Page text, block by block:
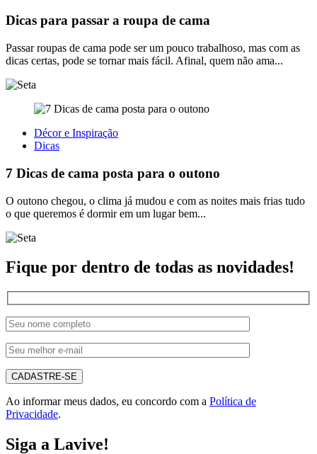
Dicas para passar a roupa de cama
Passar roupas de cama pode ser um pouco trabalhoso, mas com as
dicas certas, pode se tornar mais fácil. Afinal, quem não ama...
Décor e Inspiração
Dicas
7 Dicas de cama posta para o outono
O outono chegou, o clima já mudou e com as noites mais frias tudo
o que queremos é dormir em um lugar bem...
Fique por dentro de todas as novidades!
CADASTRE-SE
Ao informar meus dados, eu concordo com a Política de
Privacidade.
Siga a Lavive!